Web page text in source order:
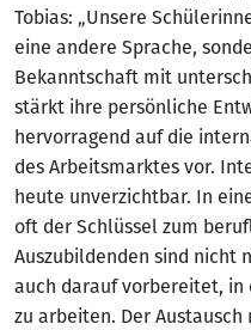
Tobias: „Unsere
eine andere Sprache,
Bekanntschaft mit
stärkt ihre persönliche
hervorragend auf die
des Arbeitsmarktes vor.
heute unverzichtbar. In
oft der Schlüssel zum
Auszubildenden sind nicht
auch darauf vorbereitet,
zu arbeiten. Der